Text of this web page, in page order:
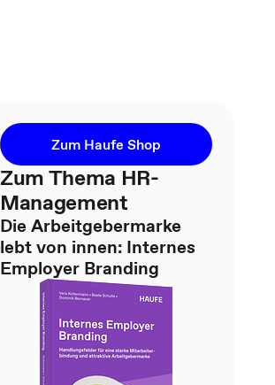
Zum Haufe Shop
Zum Thema HR-
Management
Die Arbeitgebermarke
lebt von innen: Internes
Employer Branding